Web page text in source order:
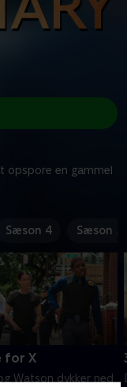
opspore en gammel
Sæson 4 Sæson 5
for X
Watson dykker ned